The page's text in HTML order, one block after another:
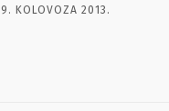
9. KOLOVOZA 2013.